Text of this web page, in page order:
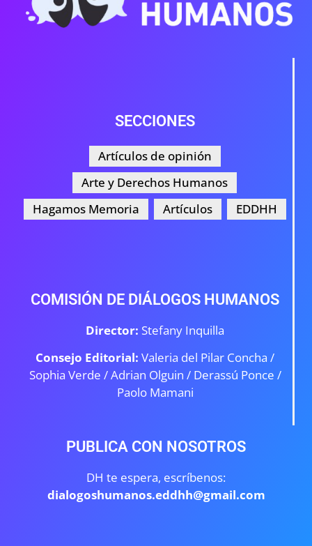
SECCIONES
Artículos de opinión
Arte y Derechos Humanos
Hagamos Memoria
Artículos EDDHH
COMISIÓN DE DIÁLOGOS HUMANOS
Director: Stefany Inquilla
Consejo Editorial: Valeria del Pilar Concha /
Sophia Verde /Adrian Olguin / Derassú Ponce /
Paolo Mamani
PUBLICA CON NOSOTROS
DH te espera, escríbenos:
dialogoshumanos.eddhh@gmail.com